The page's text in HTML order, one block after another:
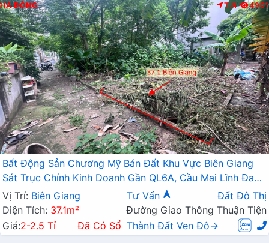
HÀ ĐÔNG T.N 4901
Bất Động Sản Chương Mỹ Bán Đất Khu Vực Biên Giang
Sát Trục Chính Kinh Doanh Gần QL6A, Cầu Mai Lĩnh Đang
Mở Rộng
Vị Trí: Biên Giang Tư Vấn
Đất Đô Thị
Diện Tích: 37.1m²
Đường Giao Thông Thuận Tiện
Giá:2-2.5 Tỉ Đã Có Sổ Thành Đất Ven Đô→